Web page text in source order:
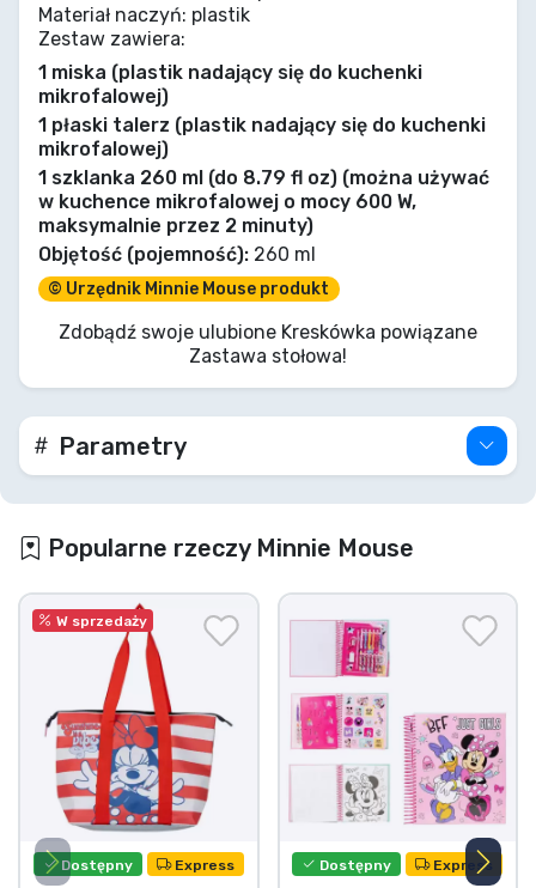
Materiał naczyń: plastik
Zestaw zawiera:
1 miska (plastik nadający się do kuchenki
mikrofalowej)
1 płaski talerz (plastik nadający się do kuchenki
mikrofalowej)
1 szklanka 260 ml (do 8.79 fl oz) (można używać
w kuchence mikrofalowej o mocy 600 W,
maksymalnie przez 2 minuty)
Objętość (pojemność): 260 ml
© Urzędnik Minnie Mouse produkt
Zdobądź swoje ulubione Kreskówka powiązane
Zastawa stołowa!
Parametry
Popularne rzeczy Minnie Mouse
W sprzedaży
Dostępny Express Dostępny Express